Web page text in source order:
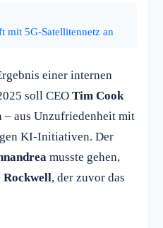
mit 5G-Satellitennetz an
einer internen
soll CEO Tim Cook
– aus Unzufriedenheit mit
KI-Initiativen. Der
musste gehen,
Rockwell, der zuvor das